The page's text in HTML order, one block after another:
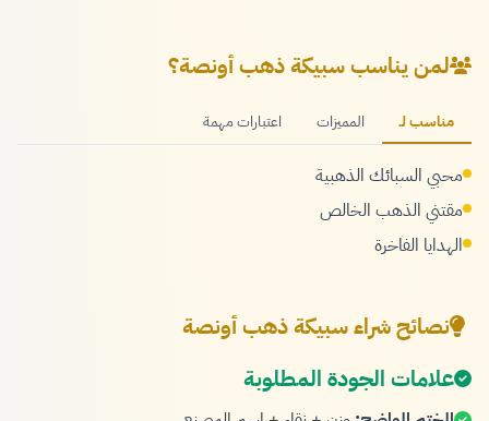
لمن يناسب سبيكة ذهب أونصة؟
مناسب لـ المميزات اعتبارات مهمة
محبي السبائك الذهبية
مقتني الذهب الخالص
الهدايا الفاخرة
نصائح شراء سبيكة ذهب أونصة
علامات الجودة المطلوبة